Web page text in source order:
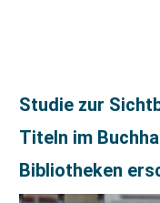
Studie zur
Titeln im
Bibliotheken